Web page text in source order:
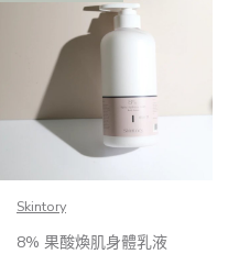
Skintory
8% 果酸煥肌身體乳液